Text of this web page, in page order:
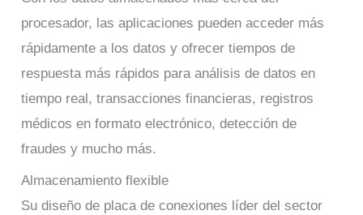
procesador, las aplicaciones pueden acceder más
rápidamente a los datos y ofrecer tiempos de
respuesta más rápidos para análisis de datos en
tiempo real, transacciones financieras, registros
médicos en formato electrónico, detección de
fraudes y mucho más.
Almacenamiento flexible
Su diseño de placa de conexiones líder del sector